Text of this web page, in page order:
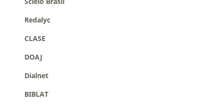
Redalyc
CLASE
DOAJ
Dialnet
BIBLAT